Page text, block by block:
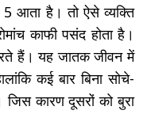
आता है। तो ऐसे व्यक्ति
काफी पसंद होता है।
हैं। यह जातक जीवन में
कई बार बिना सोचे-
कारण दूसरों को बुरा